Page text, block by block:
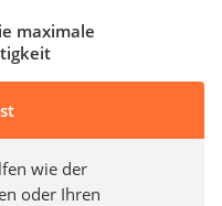
maximale
wie der
oder Ihren